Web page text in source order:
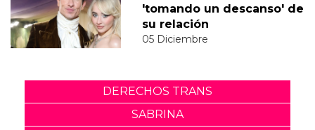
'tomando un descanso' de
su relación
05 Diciembre
DERECHOS TRANS
SABRINA